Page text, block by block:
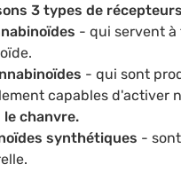
3 types de
- qui servent à
- qui sont
capables d'activer
chanvre.
synthétiques -